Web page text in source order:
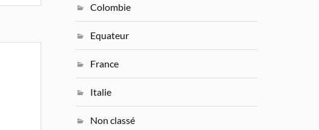
Colombie
Equateur
France
Italie
Non classé